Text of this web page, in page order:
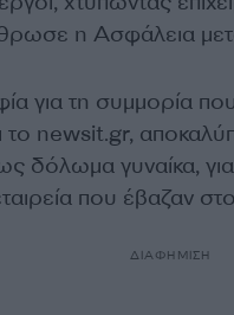
η Ασφάλεια
για τη συμμορία
το newsit.gr,
δόλωμα γυναίκα,
που έβαζαν
ΔΙΑΦΗΜΙΣΗ